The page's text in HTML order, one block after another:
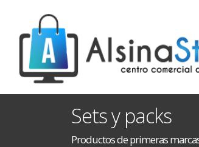
Sets y packs
Productos de primeras